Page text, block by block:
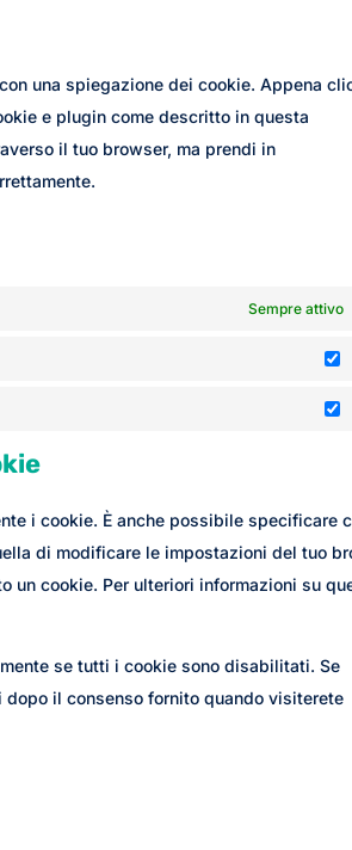
una spiegazione dei cookie. Appena
e plugin come descritto in questa
il tuo browser, ma prendi in
Sempre attivo
i cookie. È anche possibile specificare
di modificare le impostazioni del tuo
un cookie. Per ulteriori informazioni su
se tutti i cookie sono disabilitati. Se
il consenso fornito quando visiterete